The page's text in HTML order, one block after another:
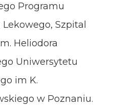
Programu
Szpital
Heliodora
Uniwersytetu
im K.
w Poznaniu.